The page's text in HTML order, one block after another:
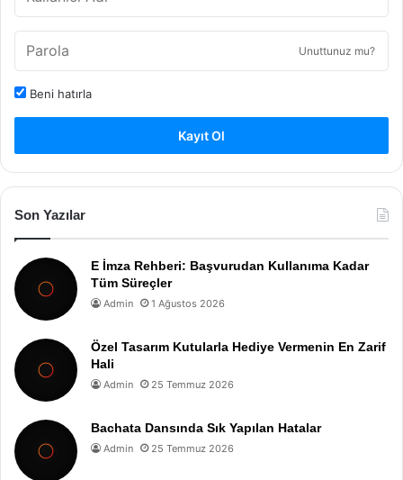
Unuttunuz mu?
Beni hatırla
Kayıt Ol
Son Yazılar
E İmza Rehberi: Başvurudan Kullanıma Kadar
Tüm Süreçler
Admin 1 Ağustos 2026
Özel Tasarım Kutularla Hediye Vermenin En Zarif
Hali
Admin 25 Temmuz 2026
Bachata Dansında Sık Yapılan Hatalar
Admin 25 Temmuz 2026